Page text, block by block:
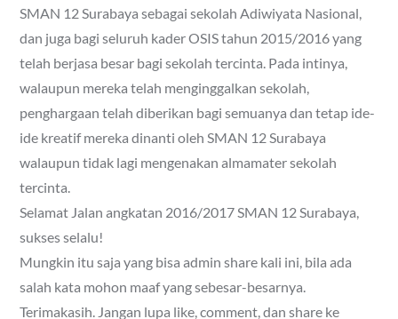
SMAN 12 Surabaya sebagai sekolah Adiwiyata Nasional,
dan juga bagi seluruh kader OSIS tahun 2015/2016 yang
telah berjasa besar bagi sekolah tercinta. Pada intinya,
walaupun mereka telah menginggalkan sekolah,
penghargaan telah diberikan bagi semuanya dan tetap ide-
ide kreatif mereka dinanti oleh SMAN 12 Surabaya
walaupun tidak lagi mengenakan almamater sekolah
tercinta.
Selamat Jalan angkatan 2016/2017 SMAN 12 Surabaya,
sukses selalu!
Mungkin itu saja yang bisa admin share kali ini, bila ada
salah kata mohon maaf yang sebesar-besarnya.
Terimakasih. Jangan lupa like, comment, dan share ke